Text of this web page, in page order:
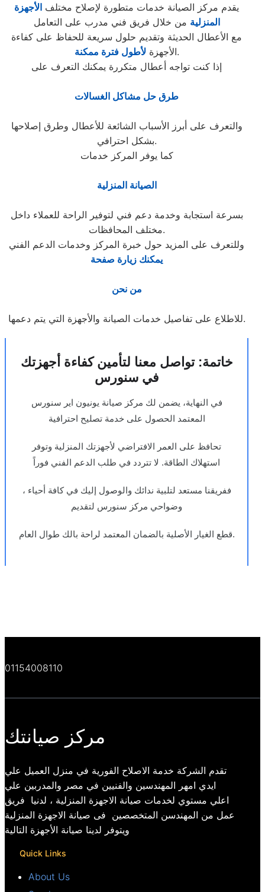
يقدم مركز الصيانة خدمات متطورة لإصلاح مختلف الأجهزة
المنزلية من خلال فريق فني مدرب على التعامل
مع الأعطال الحديثة وتقديم حلول سريعة للحفاظ على كفاءة
الأجهزةلأطول فترة ممكنة
.
إذا كنت تواجه أعطال متكررة يمكنك التعرف على
طرق حل مشاكل الغسالات
والتعرف على أبرز الأسباب الشائعة للأعطال وطرق إصلاحها
بشكل احترافي.
كما يوفر المركز خدمات
الصيانة المنزلية
بسرعة استجابة وخدمة دعم فني لتوفير الراحة للعملاء داخل
مختلف المحافظات.
وللتعرف على المزيد حول خبرة المركز وخدمات الدعم الفني
يمكنك زيارة صفحة
من نحن
للاطلاع على تفاصيل خدمات الصيانة والأجهزة التي يتم دعمها.
خاتمة: تواصل معنا لتأمين كفاءة أجهزتك
في سنورس
في النهاية، يضمن لك مركز صيانة يونيون اير سنورس
المعتمد الحصول على خدمة تصليح احترافية
تحافظ على العمر الافتراضي لأجهزتك المنزلية وتوفر
استهلاك الطاقة. لا تتردد في طلب الدعم الفني فوراً
، ففريقنا مستعد لتلبية ندائك والوصول إليك في كافة أحياء
وضواحي مركز سنورس لتقديم
قطع الغيار الأصلية بالضمان المعتمد لراحة بالك طوال العام.
01154008110
مركز صيانتك
تقدم الشركة خدمة الاصلاح الفورية في منزل العميل علي
ايدي امهر المهندسين والفنيين في مصر والمدربين علي
اعلي مستوي لخدمات صيانة الاجهزة المنزلية ، لدنيا فريق
عمل من المهندسن المتخصصين فى صيانة الاجهزة المنزلية
ويتوفر لدينا صيانة الأجهزة التالية
Quick Links
About Us